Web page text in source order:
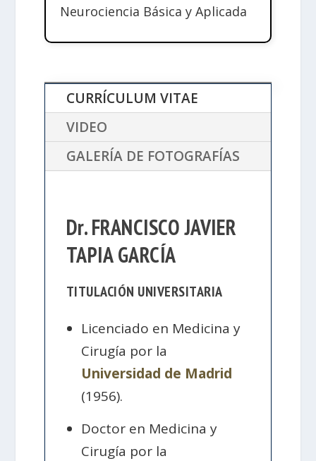
Neurociencia Básica y Aplicada
CURRÍCULUM VITAE
VIDEO
GALERÍA DE FOTOGRAFÍAS
Dr. FRANCISCO JAVIER
TAPIA GARCÍA
TITULACIÓN UNIVERSITARIA
Licenciado en Medicina y
Cirugía por la
Universidad de Madrid
(1956).
Doctor en Medicina y
Cirugía por la